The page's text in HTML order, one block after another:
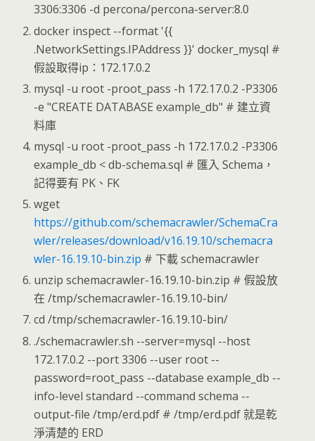
3306:3306 -d percona/percona-server:8.0
docker inspect --format '{{
.NetworkSettings.IPAddress }}' docker_mysql #
假設取得ip：172.17.0.2
mysql -u root -proot_pass -h 172.17.0.2 -P3306
-e "CREATE DATABASE example_db" # 建立資
料庫
mysql -u root -proot_pass -h 172.17.0.2 -P3306
example_db < db-schema.sql # 匯入 Schema，
記得要有 PK、FK
wget
https://github.com/schemacrawler/SchemaCra
wler/releases/download/v16.19.10/schemacra
wler-16.19.10-bin.zip # 下載 schemacrawler
unzip schemacrawler-16.19.10-bin.zip # 假設放
在 /tmp/schemacrawler-16.19.10-bin/
cd /tmp/schemacrawler-16.19.10-bin/
./schemacrawler.sh --server=mysql --host
172.17.0.2 --port 3306 --user root --
password=root_pass --database example_db --
info-level standard --command schema --
output-file /tmp/erd.pdf # /tmp/erd.pdf 就是乾
淨清楚的 ERD